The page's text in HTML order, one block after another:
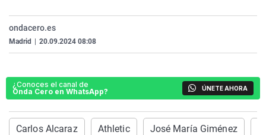
ondacero.es
Madrid 20.09.2024 08:08
¿Conoces el canal de
Onda Cero en WhatsApp?
ÚNETE AHORA
Carlos Alcaraz Athletic José María Giménez